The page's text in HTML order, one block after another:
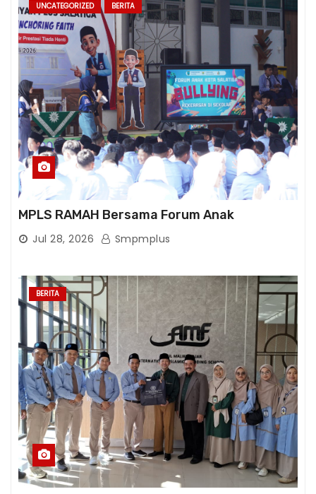
UNCATEGORIZED BERITA
MPLS RAMAH Bersama Forum Anak
Jul 28, 2026 Smpmplus
BERITA